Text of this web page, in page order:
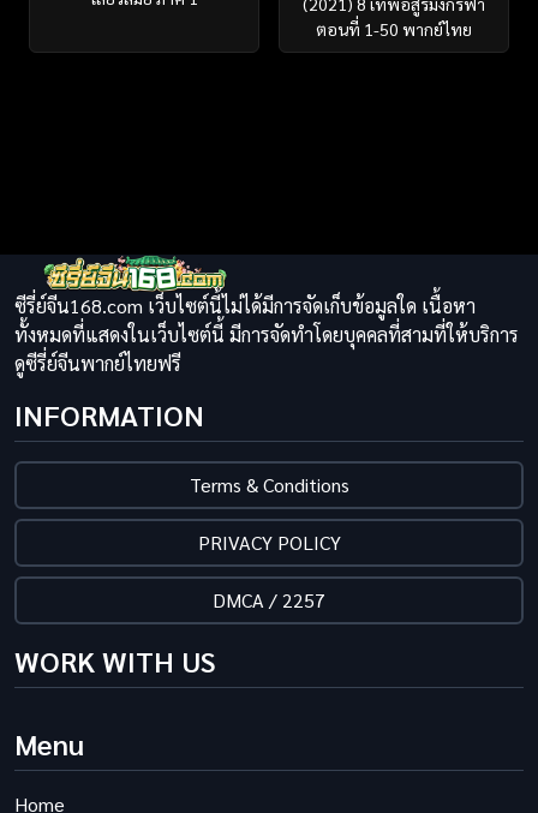
ตอนที่ 1-50 พากย์ไทย
ซีรี่ย์จีน168.com เว็บไซต์นี้ไม่ได้มีการจัดเก็บข้อมูลใด เนื้อหา
ทั้งหมดที่แสดงในเว็บไซต์นี้ มีการจัดทำโดยบุคคลที่สามที่ให้บริการ
ดูซีรี่ย์จีนพากย์ไทยฟรี
INFORMATION
Terms & Conditions
PRIVACY POLICY
DMCA / 2257
WORK WITH US
Menu
Home